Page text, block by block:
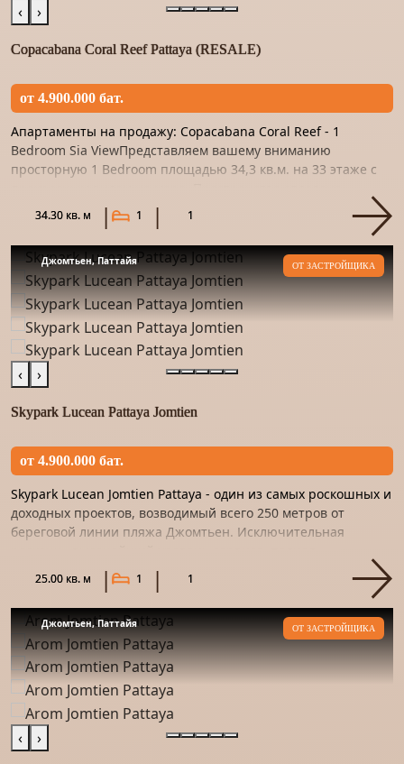
‹ ›
Copacabana Coral Reef Pattaya (RESALE)
от 4.900.000 бат.
Апартаменты на продажу: Copacabana Coral Reef - 1
Bedroom Sia ViewПредставляем вашему вниманию
просторную 1 Bedroom площадью 34,3 кв.м. на 33 этаже с
качественным материало...
34.30 кв. м 1 1
Джомтьен, Паттайя ОТ ЗАСТРОЙЩИКА
‹ ›
Skypark Lucean Pattaya Jomtien
от 4.900.000 бат.
Skypark Lucean Jomtien Pattaya - один из самых роскошных и
доходных проектов, возводимый всего 250 метров от
береговой линии пляжа Джомтьен. Исключительная
конфиденциальность...
25.00 кв. м 1 1
Джомтьен, Паттайя ОТ ЗАСТРОЙЩИКА
‹ ›